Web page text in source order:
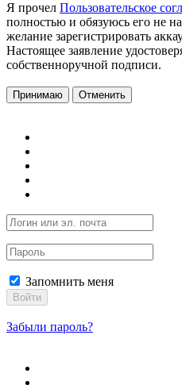
Я прочел Пользовательское
полностью и обязуюсь его не
желание зарегистрировать
Настоящее заявление
собственноручной подписи.
Принимаю Отменить
Запомнить меня
Войти
Забыли пароль?